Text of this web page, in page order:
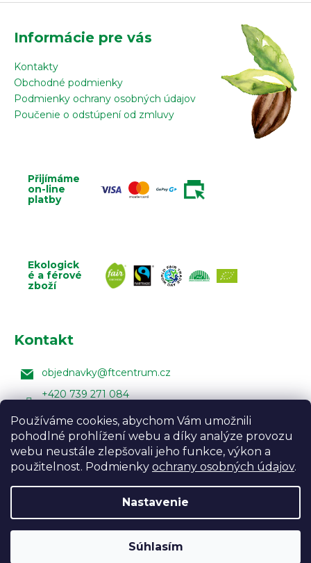
Používáme cookies, abychom Vám umožnili
pohodlné prohlížení webu a díky analýze provozu
webu neustále zlepšovali jeho funkce, výkon a
použitelnost. Podmienky ochrany osobných údajov.
Nastavenie
Súhlasím
Informácie pre vás
Kontakty
Obchodné podmienky
Podmienky ochrany osobných údajov
Poučenie o odstúpení od zmluvy
Přijímáme
on-line
platby
Ekologick
é a férové
zboží
Kontakt
objednavky@ftcentrum.cz
+420 739 271 084
Facebook Fair Trade Centra
FairTradeCentrumcz
Vytvoril Shoptet Design:Vojtěch Lunga,Úprava
šablony:Marketingwebu
Fair Trade Centrum